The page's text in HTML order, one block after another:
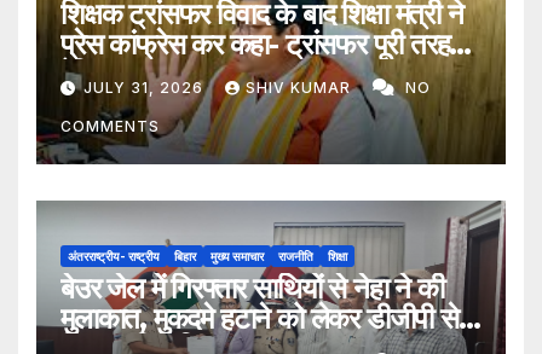
शिक्षक ट्रांसफर विवाद के बाद शिक्षा मंत्री ने
प्रेस कांफ्रेस कर कहा- ट्रांसफर पूरी तरह
ऐच्छिक
JULY 31, 2026 SHIV KUMAR NO
COMMENTS
अंतरराष्ट्रीय- राष्ट्रीय बिहार मुख्य समाचार राजनीति शिक्षा
बेउर जेल में गिरफ्तार साथियों से नेहा ने की
मुलाकात, मुकदमे हटाने को लेकर डीजीपी से